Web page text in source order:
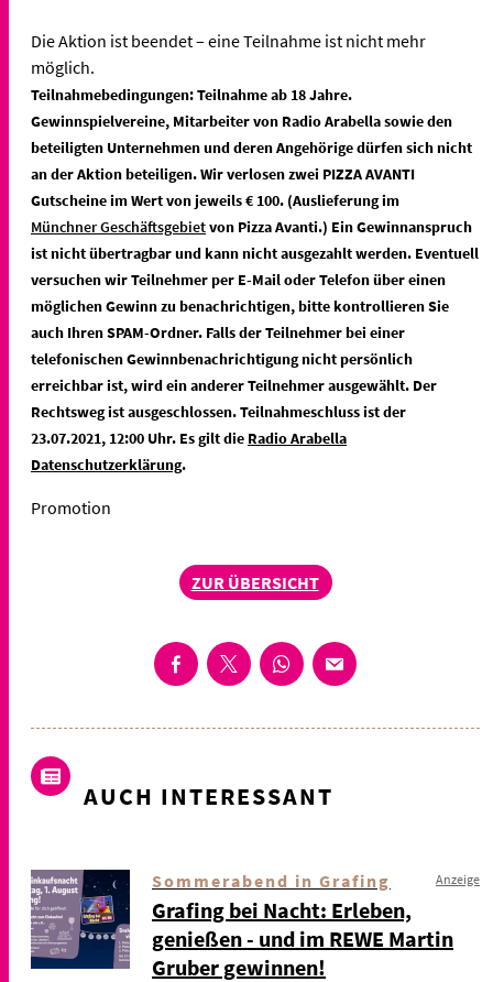
Die Aktion ist beendet – eine Teilnahme ist nicht mehr
möglich.
Teilnahmebedingungen: Teilnahme ab 18 Jahre.
Gewinnspielvereine, Mitarbeiter von Radio Arabella sowie den
beteiligten Unternehmen und deren Angehörige dürfen sich nicht
an der Aktion beteiligen. Wir verlosen zwei PIZZA AVANTI
Gutscheine im Wert von jeweils € 100. (Auslieferung im
Münchner Geschäftsgebietvon Pizza Avanti.) Ein Gewinnanspruch
ist nicht übertragbar und kann nicht ausgezahlt werden. Eventuell
versuchen wir Teilnehmer per E-Mail oder Telefon über einen
möglichen Gewinn zu benachrichtigen, bitte kontrollieren Sie
auch Ihren SPAM-Ordner. Falls der Teilnehmer bei einer
telefonischen Gewinnbenachrichtigung nicht persönlich
erreichbar ist, wird ein anderer Teilnehmer ausgewählt. Der
Rechtsweg ist ausgeschlossen. Teilnahmeschluss ist der
23.07.2021, 12:00 Uhr. Es gilt die Radio Arabella
Datenschutzerklärung.
Promotion
ZUR ÜBERSICHT
AUCH INTERESSANT
Sommerabend in Grafing Anzeige
Grafing bei Nacht: Erleben,
genießen - und im REWE Martin
Gruber gewinnen!